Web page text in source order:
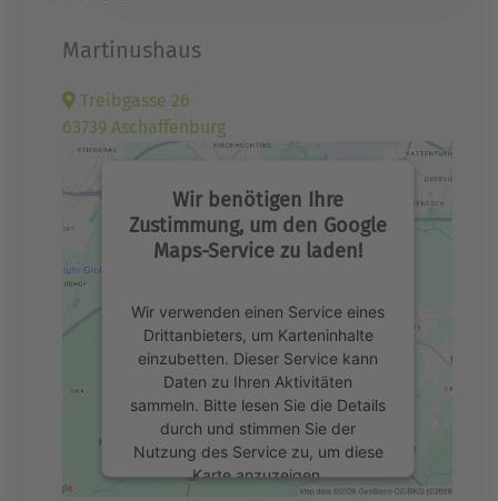
Martinushaus
Treibgasse 26
63739 Aschaffenburg
Wir benötigen Ihre
Zustimmung, um den Google
Maps-Service zu laden!
Wir verwenden einen Service eines
Drittanbieters, um Karteninhalte
einzubetten. Dieser Service kann
Daten zu Ihren Aktivitäten
sammeln. Bitte lesen Sie die Details
durch und stimmen Sie der
Nutzung des Service zu, um diese
Karte anzuzeigen.